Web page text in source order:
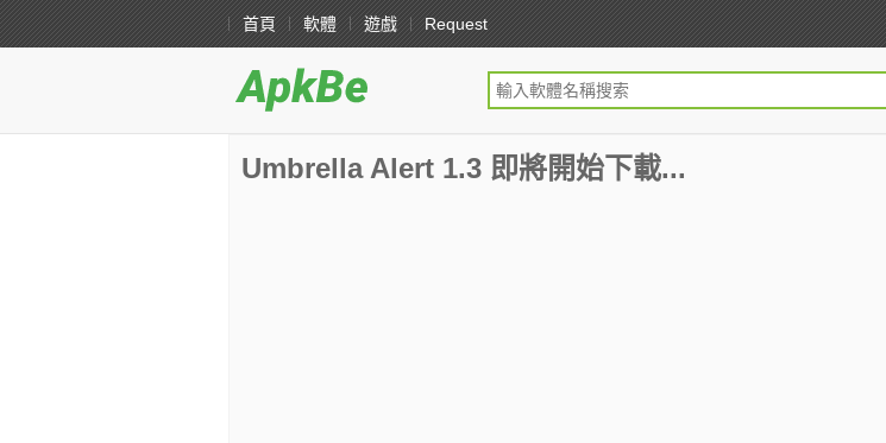
首頁 軟體 遊戲 Request
Umbrella Alert 1.3 即將開始下載...